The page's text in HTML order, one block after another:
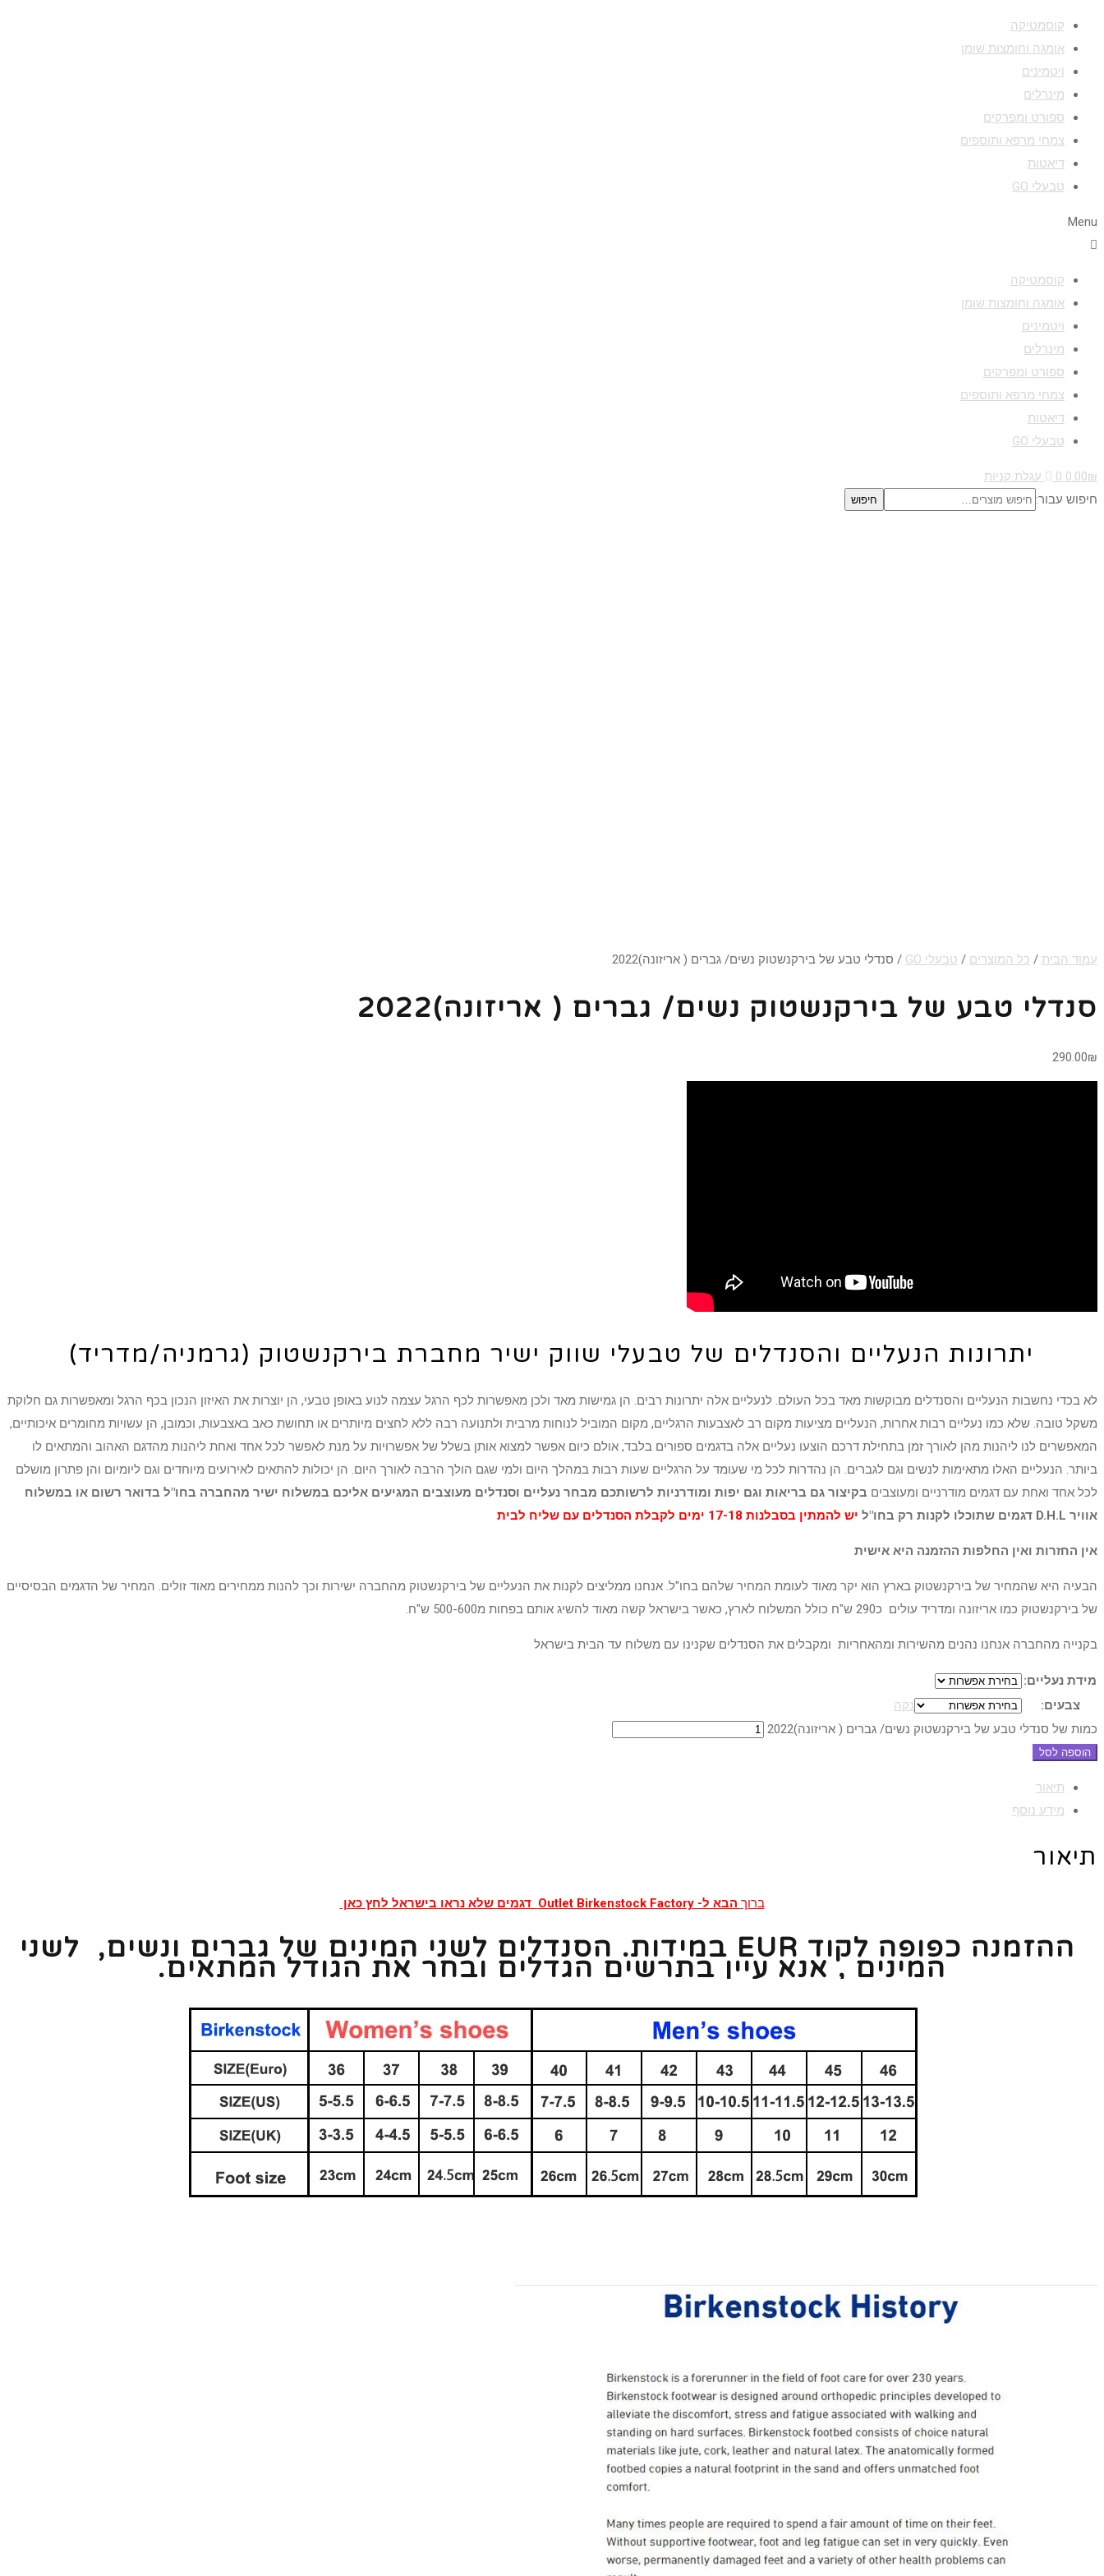
קוסמטיקה
אומגה וחומצות שומן
ויטמינים
מינרלים
ספורט ומפרקים
צמחי מרפא ותוספים
דיאטות
טבעלי GO
Menu
קוסמטיקה
אומגה וחומצות שומן
ויטמינים
מינרלים
ספורט ומפרקים
צמחי מרפא ותוספים
דיאטות
טבעלי GO
0.00₪
0
עגלת קניות
חיפוש עבור:
חיפוש
עמוד הבית / כל המוצרים / טבעלי GO / סנדלי טבע של בירקנשטוק נשים/ גברים ( אריזונה)2022
סנדלי טבע של בירקנשטוק נשים/ גברים ( אריזונה)2022
290.00₪
יתרונות הנעליים והסנדלים של טבעלי שווק ישיר מחברת בירקנשטוק (גרמניה/מדריד)
לא בכדי נחשבות הנעליים והסנדלים מבוקשות מאד בכל העולם. לנעליים אלה יתרונות רבים. הן גמישות מאד ולכן מאפשרות לכף הרגל עצמה לנוע באופן טבעי, הן יוצרות את האיזון הנכון בכף הרגל ומאפשרות גם חלוקת
משקל טובה. שלא כמו נעליים רבות אחרות, הנעליים מציעות מקום רב לאצבעות הרגליים, מקום המוביל לנוחות מרבית ולתנועה רבה ללא לחצים מיותרים או תחושת כאב באצבעות, וכמובן, הן עשויות מחומרים איכותיים,
המאפשרים לנו ליהנות מהן לאורך זמן בתחילת דרכם הוצעו נעליים אלה בדגמים ספורים בלבד, אולם כיום אפשר למצוא אותן בשלל של אפשרויות על מנת לאפשר לכל אחד ואחת ליהנות מהדגם האהוב והמתאים לו
ביותר. הנעליים האלו מתאימות לנשים וגם לגברים. הן נהדרות לכל מי שעומד על הרגליים שעות רבות במהלך היום ולמי שגם הולך הרבה לאורך היום. הן יכולות להתאים לאירועים מיוחדים וגם ליומיום והן פתרון מושלם
לכל אחד ואחת עם דגמים מודרניים ומעוצבים בקיצור גם בריאות וגם יפות ומודרניות לרשותכם מבחר נעליים וסנדלים מעוצבים המגיעים אליכם במשלוח ישיר מהחברה בחו"ל בדואר רשום או במשלוח
אוויר D.H.L דגמים שתוכלו לקנות רק בחו"ל
יש להמתין בסבלנות 17-18 ימים לקבלת הסנדלים עם שליח לבית
אין החזרות ואין החלפות ההזמנה היא אישית
הבעיה היא שהמחיר של בירקנשטוק בארץ הוא יקר מאוד לעומת המחיר שלהם בחו"ל. אנחנו ממליצים לקנות את הנעליים של בירקנשטוק מהחברה ישירות וכך להנות ממחירים מאוד זולים. המחיר של הדגמים הבסיסיים
של בירקנשטוק כמו אריזונה ומדריד עולים כ290 ש"ח כולל המשלוח לארץ, כאשר בישראל קשה מאוד להשיג אותם בפחות מ500-600 ש"ח.
בקנייה מהחברה אנחנו נהנים מהשירות ומהאחריות ומקבלים את הסנדלים שקנינו עם משלוח עד הבית בישראל
מידת נעליים:
צבעים:
נקה
כמות של סנדלי טבע של בירקנשטוק נשים/ גברים ( אריזונה)2022
הוספה לסל
תיאור
מידע נוסף
תיאור
ברוך הבא ל- Outlet Birkenstock Factory דגמים שלא נראו בישראל לחץ כאן
ההזמנה כפופה לקוד EUR במידות. הסנדלים לשני המינים של גברים ונשים, לשני
המינים , אנא עיין בתרשים הגדלים ובחר את הגודל המתאים.